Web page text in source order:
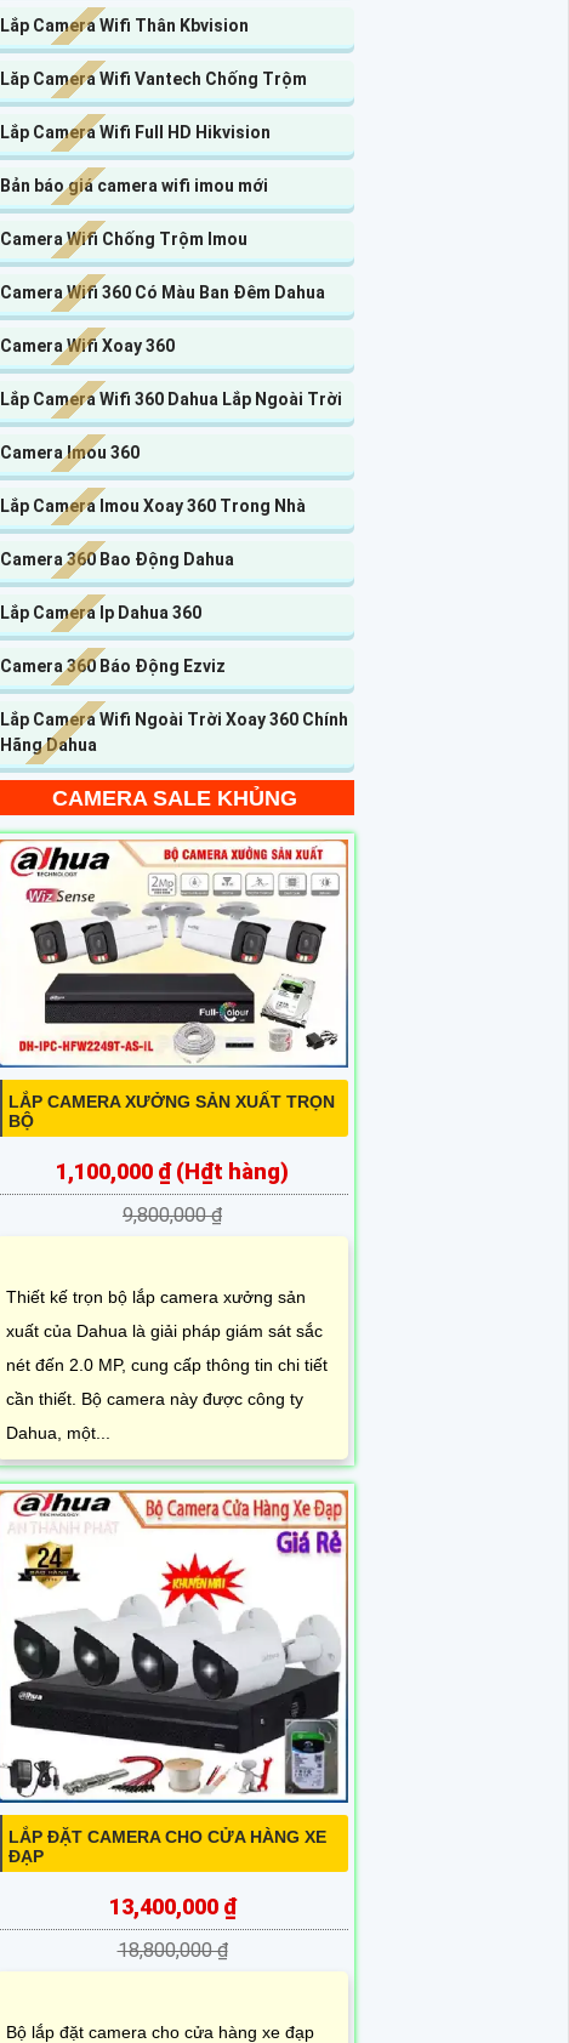
Lắp Camera Wifi Thân Kbvision
Lăp Camera Wifi Vantech Chống Trộm
Lắp Camera Wifi Full HD Hikvision
Bản báo giá camera wifi imou mới
Camera Wifi Chống Trộm Imou
Camera Wifi 360 Có Màu Ban Đêm Dahua
Camera Wifi Xoay 360
Lắp Camera Wifi 360 Dahua Lắp Ngoài Trời
Camera Imou 360
Lắp Camera Imou Xoay 360 Trong Nhà
Camera 360 Bao Động Dahua
Lắp Camera Ip Dahua 360
Camera 360 Báo Động Ezviz
Lắp Camera Wifi Ngoài Trời Xoay 360 Chính
Hãng Dahua
CAMERA SALE KHỦNG
LẮP CAMERA XƯỞNG SẢN XUẤT TRỌN
BỘ
1,100,000 ₫ (H₫t hàng)
9,800,000 ₫
Thiết kế trọn bộ lắp camera xưởng sản
xuất của Dahua là giải pháp giám sát sắc
nét đến 2.0 MP, cung cấp thông tin chi tiết
cần thiết. Bộ camera này được công ty
Dahua, một...
LẮP ĐẶT CAMERA CHO CỬA HÀNG XE
ĐẠP
13,400,000 ₫
18,800,000 ₫
Bộ lắp đặt camera cho cửa hàng xe đạp